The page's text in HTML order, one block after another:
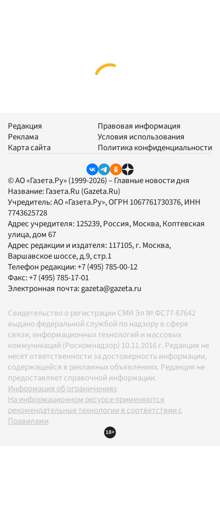
Редакция
Реклама
Карта сайта
Правовая информация
Условия использования
Политика конфиденциальности
© АО «Газета.Ру» (1999-2026) – Главные новости дня
Название: Газета.Ru (Gazeta.Ru)
Учредитель:АО «Газета.Ру», ОГРН 1067761730376, ИНН
7743625728
Адрес учредителя: 125239, Россия, Москва, Коптевская
улица, дом 67
Адрес редакции и издателя: 117105, г. Москва,
Варшавское шоссе, д.9, стр.1
Телефон редакции:+7 (495) 785-00-12
Факс:+7 (495) 785-17-01
Электронная почта: gazeta@gazeta.ru
Свидетельство о регистрации СМИ Эл № ФС77-67642
выдано федеральной службой по надзору в сфере
связи, информационных технологий и массовых
коммуникаций (Роскомнадзор) 10.11.2016 г. Редакция не
несет ответственности за достоверность информации,
содержащейся в рекламных объявлениях. Редакция не
предоставляет справочной информации.
Информация об ограничениях
На информационном ресурсе применяются
рекомендательные технологии в соответствии с
Правилами
18+